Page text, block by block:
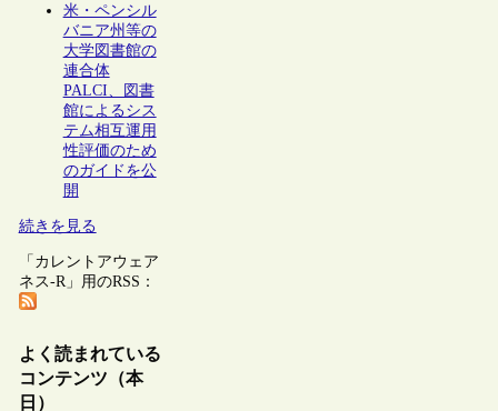
米・ペンシル
バニア州等の
大学図書館の
連合体
PALCI、図書
館によるシス
テム相互運用
性評価のため
のガイドを公
開
続きを見る
「カレントアウェア
ネス-R」用のRSS：
よく読まれている
コンテンツ（本
日）